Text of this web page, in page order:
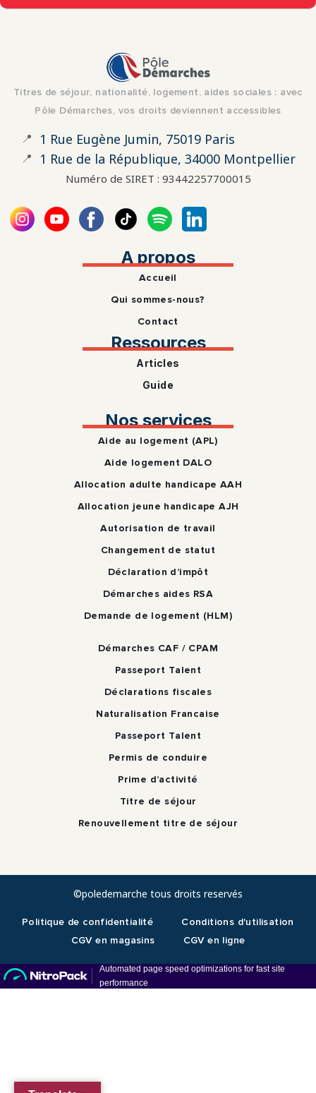
Titres de séjour, nationalité, logement, aides sociales : avec
Pôle Démarches, vos droits deviennent accessibles
📍 1 Rue Eugène Jumin, 75019 Paris
📍 1 Rue de la République, 34000 Montpellier
Numéro de SIRET : 93442257700015
A propos
Accueil
Qui sommes-nous?
Contact
Ressources
Articles
Guide
Nos services
Aide au logement (APL)
Aide logement DALO
Allocation adulte handicape AAH
Allocation jeune handicape AJH
Autorisation de travail
Changement de statut
Déclaration d’impôt
Démarches aides RSA
Demande de logement (HLM)
Démarches CAF / CPAM
Passeport Talent
Déclarations fiscales
Naturalisation Francaise
Passeport Talent
Permis de conduire
Prime d’activité
Titre de séjour
Renouvellement titre de séjour
©poledemarche tous droits reservés
Politique de confidentialité
Conditions d'utilisation
CGV en magasins
CGV en ligne
En présentiel Paris 19